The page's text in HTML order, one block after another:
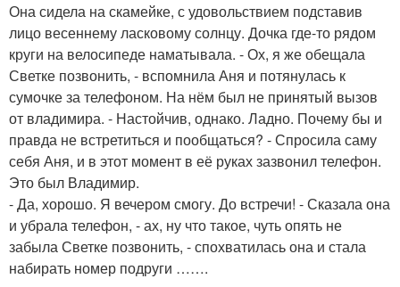
Она сидела на скамейке, с удовольствием подставив
лицо весеннему ласковому солнцу. Дочка где-то рядом
круги на велосипеде наматывала. - Ох, я же обещала
Светке позвонить, - вспомнила Аня и потянулась к
сумочке за телефоном. На нём был не принятый вызов
от владимира. - Настойчив, однако. Ладно. Почему бы и
правда не встретиться и пообщаться? - Спросила саму
себя Аня, и в этот момент в её руках зазвонил телефон.
Это был Владимир.
- Да, хорошо. Я вечером смогу. До встречи! - Сказала она
и убрала телефон, - ах, ну что такое, чуть опять не
забыла Светке позвонить, - спохватилась она и стала
набирать номер подруги …….